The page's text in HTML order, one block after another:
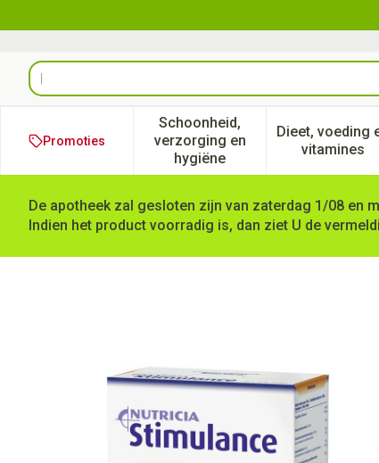
Product, merk, categorie...
Promoties
Schoonheid,
verzorging en
hygiëne
Toon submenu voor
Dieet, voeding
vitamines
Toon
De apotheek zal gesloten zijn van zaterdag 1/08 en
Indien het product voorradig is, dan ziet U de
Stimulance Multi Fibre